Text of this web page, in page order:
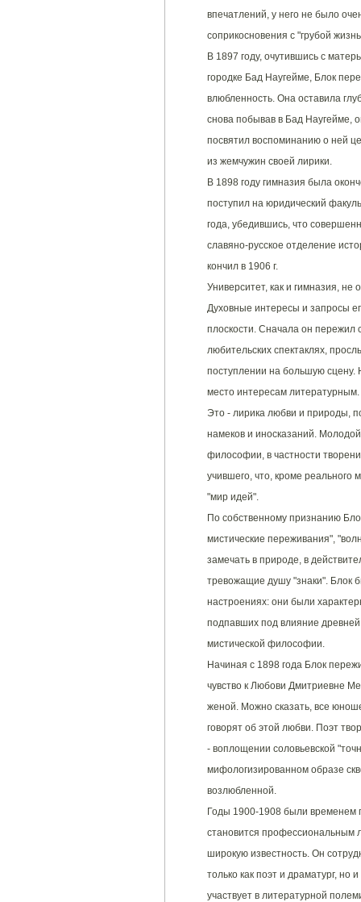
впечатлений, у него не было
соприкосновения с "грубой
В 1897 году, очутившись с
городке Бад Наугейме, Блок
влюбленность. Она оставила
снова побывав в Бад Наугейме,
посвятил воспоминанию о ней
из жемчужин своей лирики.
В 1898 году гимназия была
поступил на юридический
года, убедившись, что
славяно-русское отделение
кончил в 1906 г.
Университет, как и гимназия, не
Духовные интересы и запросы
плоскости. Сначала он пережил
любительских спектаклях,
поступлении на большую сцену.
место интересам
Это - лирика любви и природы,
намеков и иносказаний.
философии, в частности
учившего, что, кроме
"мир идей".
По собственному признанию
мистические переживания",
замечать в природе, в
тревожащие душу "знаки". Блок
настроениях: они были
подпавших под влияние
мистической философии.
Начиная с 1898 года Блок
чувство к Любови Дмитриевне
женой. Можно сказать, все
говорят об этой любви. Поэт
- воплощении соловьевской
мифологизированном образе
возлюбленной.
Годы 1900-1908 были временем
становится профессиональным
широкую известность. Он
только как поэт и драматург, но
участвует в литературной